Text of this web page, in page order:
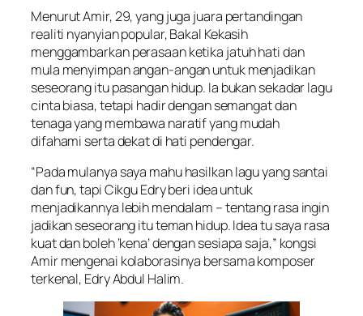
Menurut Amir, 29, yang juga juara pertandingan
realiti nyanyian popular,Bakal Kekasih
menggambarkan perasaan ketika jatuh hati dan
mula menyimpan angan-angan untuk menjadikan
seseorang itu pasangan hidup. Ia bukan sekadar lagu
cinta biasa, tetapi hadir dengan semangat dan
tenaga yang membawa naratif yang mudah
difahami serta dekat di hati pendengar.
“Pada mulanya saya mahu hasilkan lagu yang santai
dan fun, tapi Cikgu Edry beri idea untuk
menjadikannya lebih mendalam – tentang rasa ingin
jadikan seseorang itu teman hidup. Idea tu saya rasa
kuat dan boleh ‘kena’ dengan sesiapa saja,” kongsi
Amir mengenai kolaborasinya bersama komposer
terkenal, Edry Abdul Halim.